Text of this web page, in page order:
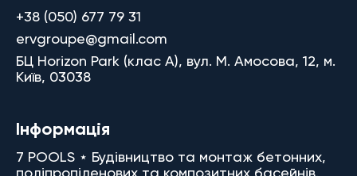
+38 (050) 677 79 31
ervgroupe@gmail.com
БЦ Horizon Park (клас A), вул. М. Амосова, 12, м.
Київ, 03038
Інформація
7 POOLS ⋆ Будівництво та монтаж бетонних,
поліпропіленових та композитних басейнів.